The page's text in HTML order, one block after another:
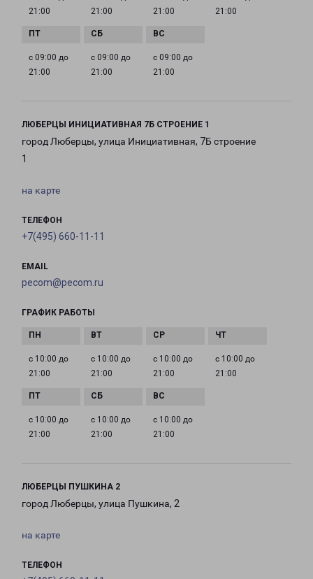
21:00
21:00
21:00
21:00
с 09:00 до
21:00
с 09:00 до
21:00
с 09:00 до
21:00
ЛЮБЕРЦЫ ИНИЦИАТИВНАЯ 7Б СТРОЕНИЕ 1
город Люберцы, улица Инициативная, 7Б строение
1
на карте
ТЕЛЕФОН
+7(495) 660-11-11
EMAIL
pecom@pecom.ru
ГРАФИК РАБОТЫ
с 10:00 до
21:00
с 10:00 до
21:00
с 10:00 до
21:00
с 10:00 до
21:00
с 10:00 до
21:00
с 10:00 до
21:00
с 10:00 до
21:00
ЛЮБЕРЦЫ ПУШКИНА 2
город Люберцы, улица Пушкина, 2
на карте
ТЕЛЕФОН